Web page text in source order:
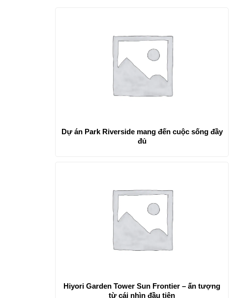
Dự án Park Riverside mang đến cuộc sống đầy
đủ
Hiyori Garden Tower Sun Frontier – ấn tượng
từ cái nhìn đầu tiên